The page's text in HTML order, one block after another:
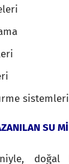
sistemleri
SU
doğal